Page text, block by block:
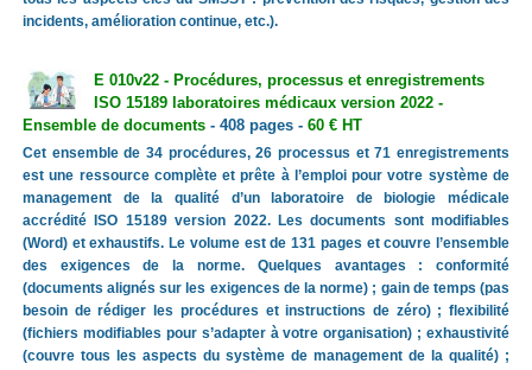
incidents, amélioration continue, etc.).
E 010v22 - Procédures, processus et enregistrements
ISO 15189 laboratoires médicaux version 2022 -
Ensemble de documents- 408 pages - 60 € HT
Cet ensemble de 34 procédures, 26 processus et 71 enregistrements
est une ressource complète et prête à l’emploi pour votre système de
management de la qualité d’un laboratoire de biologie médicale
accrédité ISO 15189 version 2022. Les documents sont modifiables
(Word) et exhaustifs. Le volume est de 131 pages et couvre l’ensemble
des exigences de la norme. Quelques avantages : conformité
(documents alignés sur les exigences de la norme) ; gain de temps (pas
besoin de rédiger les procédures et instructions de zéro) ; flexibilité
(fichiers modifiables pour s’adapter à votre organisation) ; exhaustivité
(couvre tous les aspects du système de management de la qualité) ;